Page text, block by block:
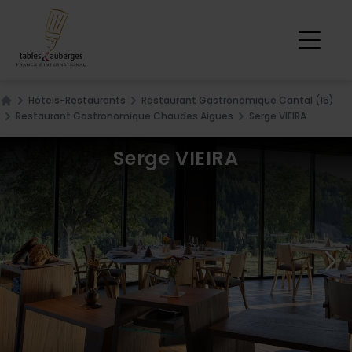
Home
Hôtels-Restaurants
Restaurant Gastronomique Cantal (15)
Restaurant Gastronomique Chaudes Aigues
Serge VIEIRA
Serge VIEIRA